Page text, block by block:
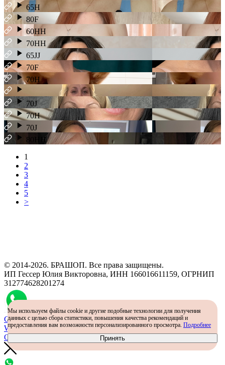
65H
80F
60HH
70HH
65JJ
70F
70H
70J
70H
70J
80HH
1
2
3
4
5
>
© 2014-2026. БРАШОП. Все права защищены.
ИП Гессер Юлия Викторовна, ИНН 166016611159, ОГРНИП
312774628201274
Самый простой способ определить размер - консультация в
WhatsApp
Определить размер
Мы используем файлы cookie и другие подобные технологии для получения
данных с целью сбора статистики, повышения качества рекомендаций и
предоставления вам возможности персонализированного просмотра. Подробнее
Принять